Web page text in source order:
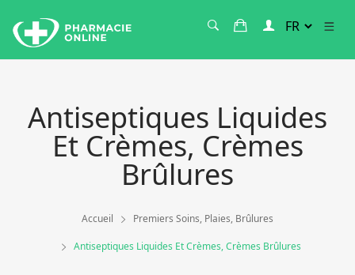
Antiseptiques Liquides
Et Crèmes, Crèmes
Brûlures
Accueil Premiers Soins, Plaies, Brûlures
Antiseptiques Liquides Et Crèmes, Crèmes Brûlures